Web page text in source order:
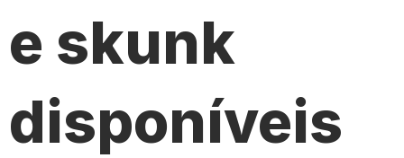
e skunk
disponíveis